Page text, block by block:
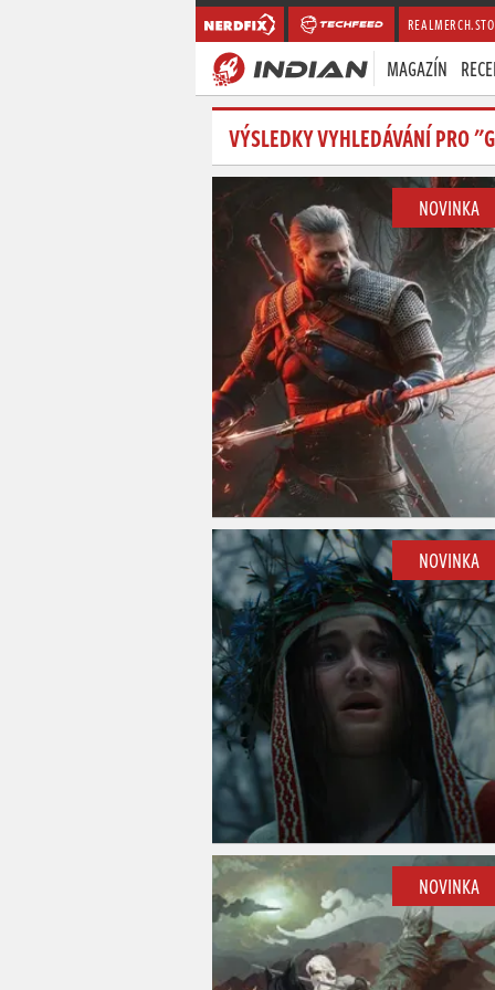
MAGAZÍN
VÝSLEDKY VYHLEDÁVÁNÍ PRO
NOVINKA
NOVINKA
NOVINKA